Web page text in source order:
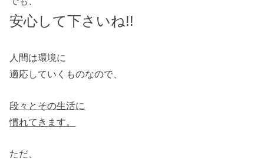
安心して下さいね!!
人間は環境に
適応していくものなので、
段々とその生活に
慣れてきます。
ただ、